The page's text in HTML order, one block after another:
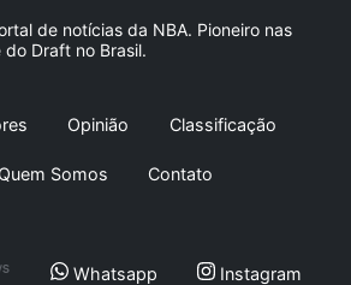
de notícias da NBA. Pioneiro nas
Draft no Brasil.
Opinião Classificação
Quem Somos Contato
Whatsapp Instagram